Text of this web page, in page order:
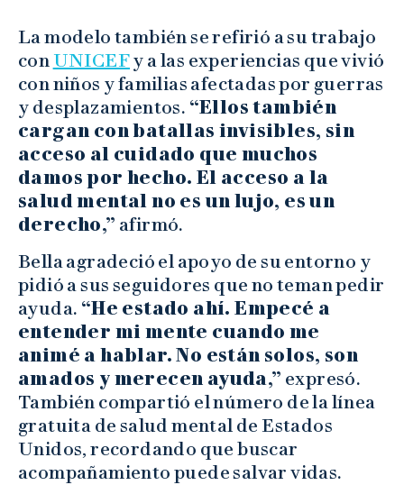
La modelo también se refirió a su trabajo
conUNICEFy a las experiencias que vivió
con niños y familias afectadas por guerras
y desplazamientos. “Ellos también
cargan con batallas invisibles, sin
acceso al cuidado que muchos
damos por hecho. El acceso a la
salud mental no es un lujo, es un
derecho,” afirmó.
Bella agradeció el apoyo de su entorno y
pidió a sus seguidores que no teman pedir
ayuda. “He estado ahí. Empecé a
entender mi mente cuando me
animé a hablar. No están solos, son
amados y merecen ayuda,” expresó.
También compartió el número de la línea
gratuita de salud mental de Estados
Unidos, recordando que buscar
acompañamiento puede salvar vidas.